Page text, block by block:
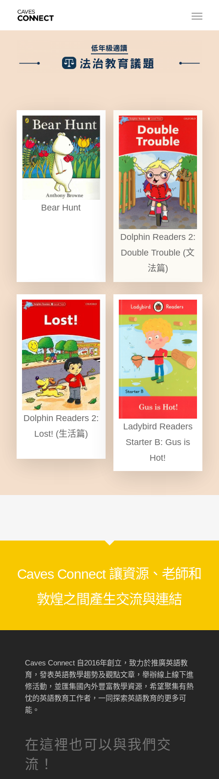
Bear Hunt
Dolphin Readers 2:
Double Trouble (文
法篇)
Dolphin Readers 2:
Lost! (生活篇)
Ladybird Readers
Starter B: Gus is
Hot!
Caves Connect 讓資源、老師和
敦煌之間產生交流與連結
Caves Connect 自2016年創立，致力於推廣英語教
育，發表英語教學趨勢及觀點文章，舉辦線上線下進
修活動，並匯集國內外豐富教學資源，希望聚集有熱
忱的英語教育工作者，一同探索英語教育的更多可
能。
在這裡也可以與我們交
流！